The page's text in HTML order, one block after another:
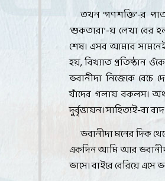
তখন‘গণশক্তি’-র
‘শুকতারা’-য় লেখা বের
শেষ। এসব আমার
হয়,বিখ্যাত প্রতিষ্ঠান
ভবানীদা নিজেকে
যাঁদের গলায় বকলস।
দুর্বৃত্তায়ন। সাহিত্যই-বা
ভবানীদা মনের দিক
একদিন আমি আর
ভাসে। বাইরে বেরিয়ে